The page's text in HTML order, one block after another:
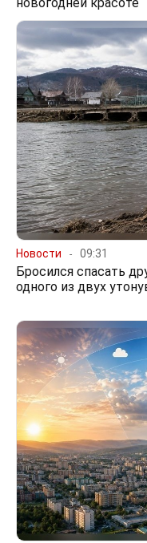
Новости 09:31
Бросился спасать
одного из двух